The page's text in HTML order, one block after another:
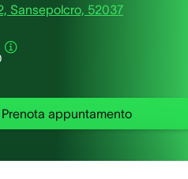
Sansepolcro, 52037
Prenota appuntamento